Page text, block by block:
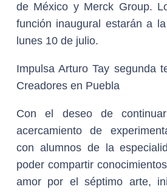
de México y Merck Group.
función inaugural estarán a
lunes 10 de julio.
Impulsa Arturo Tay segunda
Creadores en Puebla
Con el deseo de
acercamiento de
con alumnos de la
poder compartir
amor por el séptimo arte,